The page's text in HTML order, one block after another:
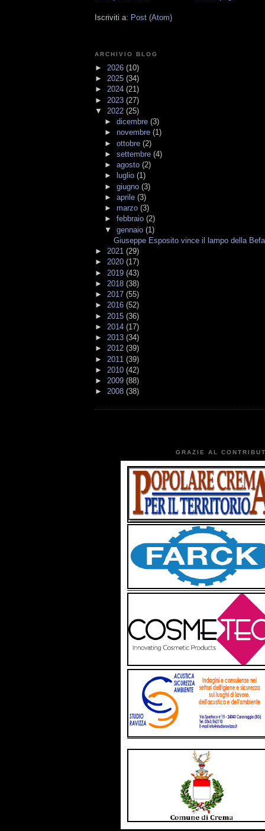
Iscriviti a: Post (Atom)
ARCHIVIO BLOG
► 2026 (10)
► 2025 (34)
► 2024 (21)
► 2023 (27)
▼ 2022 (25)
► dicembre (3)
► novembre (1)
► ottobre (2)
► settembre (4)
► agosto (2)
►
luglio (1)
► giugno (3)
► aprile (3)
► marzo (3)
► febbraio (2)
▼ gennaio (1)
Giuseppe Esposito vince il lampo della
► 2021 (29)
► 2020 (17)
► 2019 (43)
► 2018 (38)
► 2017 (55)
► 2016 (52)
► 2015 (36)
► 2014 (17)
► 2013 (34)
► 2012 (39)
► 2011 (39)
► 2010 (42)
► 2009 (88)
► 2008 (38)
GRAZIE AL